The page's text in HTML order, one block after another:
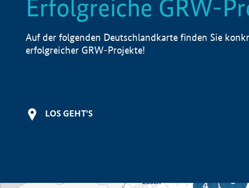
Erfolgreiche GRW-
Auf der folgenden Deutschlandkarte finden Sie
erfolgreicher GRW-Projekte!
LOS GEHT'S